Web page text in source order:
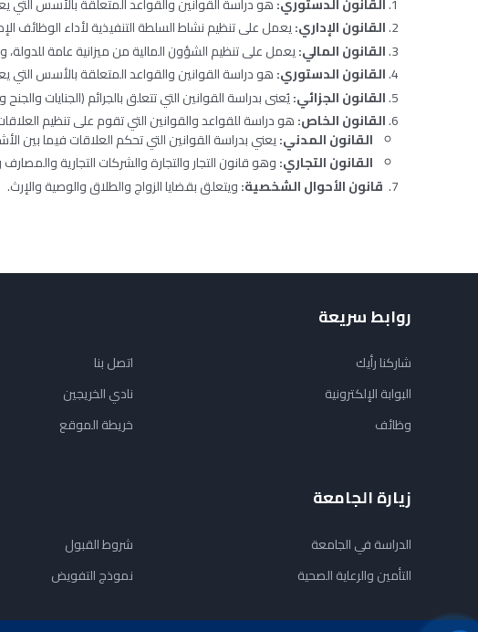
القانون الإداري:يعمل على تنظيم نشاط السلطة التنفيذية لأداء الوظائف
القانون المالي:يعمل على تنظيم الشؤون المالية من ميزانية عامة للدولة،
القانون الدستوري:هو دراسة القوانين والقواعد المتعلقة بالأسس التي
القانون الجزائي:يُعنى بدراسة القوانين التي تتعلق بالجرائم (الجنايات
القانون الخاص:هو دراسة للقواعد والقوانين التي تقوم على تنظيم
القانون المدني:يعني بدراسة القوانين التي تحكم العلاقات فيما بين
القانون التجاري:وهو قانون التجار والتجارة والشركات التجارية
قانون الأحوال الشخصية:ويتعلق بقضايا الزواج والطلاق والوصية والإرث.
روابط سريعة
شاركنا رأيك
البوابة الإلكترونية
وظائف
اتصل بنا
نادي الخريجين
خريطة الموقع
زيارة الجامعة
الدراسة في الجامعة
التأمين والرعاية الصحية
شروط القبول
نموذج التفويض